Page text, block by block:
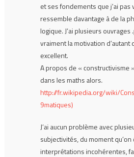
et ses fondements que j’ai
ressemble davantage à de la
logique. J’ai plusieurs ouvrages
vraiment la motivation d’autant
excellent.
A propos de « constructivisme
dans les maths alors.
http://fr.wikipedia.org/wiki/
9matiques)
J’ai aucun problème avec
subjectivités, du moment
interprétations incohérentes,